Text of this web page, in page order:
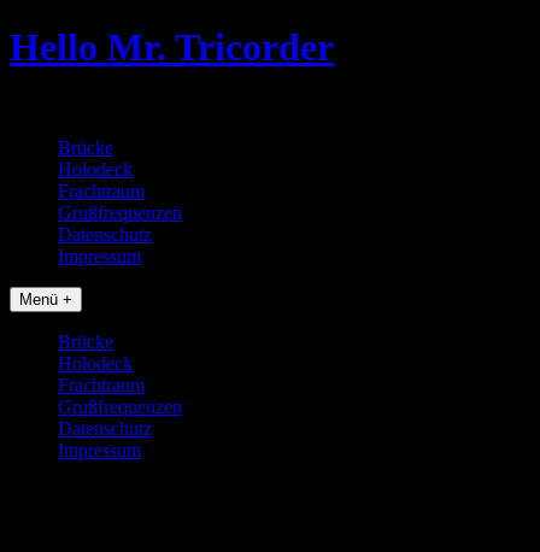
Skip
to
Hello Mr. Tricorder
Brücke
Holodeck
Frachtraum
Grußfrequenzen
Datenschutz
Impressum
Menü +
Brücke
Holodeck
Frachtraum
Grußfrequenzen
Datenschutz
Impressum